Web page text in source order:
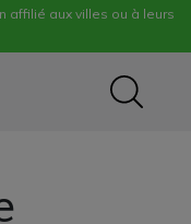
affilié aux villes ou à leurs